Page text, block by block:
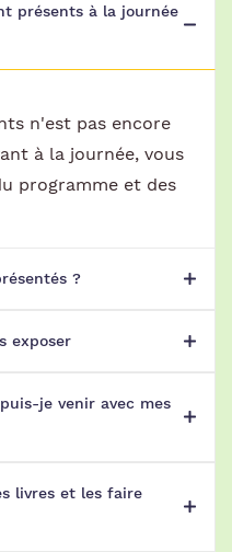
présents à la journée
n'est pas encore
à la journée, vous
programme et des
?
ouverte à tous les
de littérature
exposer
formulaire qui se
je venir avec mes
des animations pour
journée. En
livres et les faire